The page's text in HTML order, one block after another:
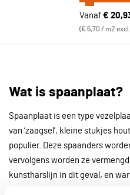
Vanaf €
€ 6,70 / m2
Wat is spaanplaat?
Spaanplaat is een type
van ‘zaagsel’, kleine stukjes
populier. Deze spaanders
vervolgens worden ze
kunstharslijn in dit geval, en